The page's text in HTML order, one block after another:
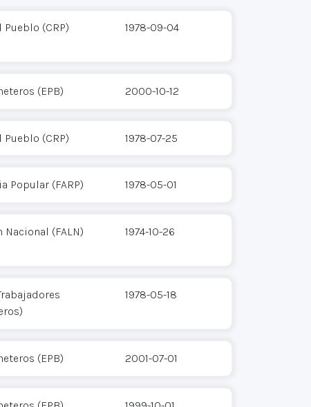
(CRP) 1978-09-04
(EPB) 2000-10-12
(CRP) 1978-07-25
Popular (FARP) 1978-05-01
(FALN) 1974-10-26
1978-05-18
(EPB) 2001-07-01